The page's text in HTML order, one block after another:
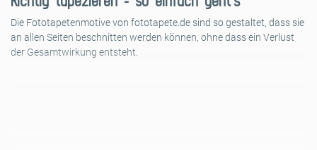
Die Fototapetenmotive von fototapete.de sind so gestaltet, dass sie
an allen Seiten beschnitten werden können, ohne dass ein Verlust
der Gesamtwirkung entsteht.